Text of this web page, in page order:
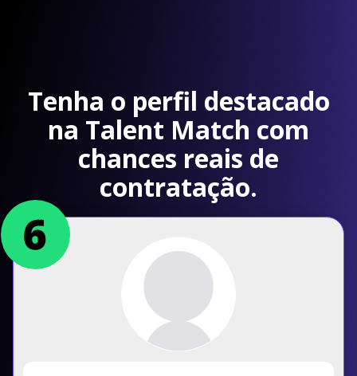
Tenha o perfil destacado
na Talent Match com
chances reais de
contratação.